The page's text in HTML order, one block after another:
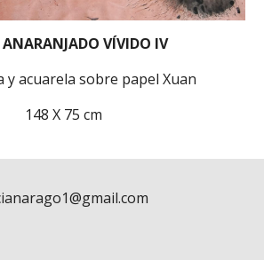
ANARANJADO VÍVIDO IV
y acuarela sobre papel Xuan
148 X 75 cm